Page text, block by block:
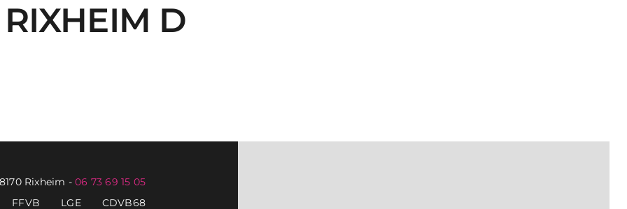
D
Rixheim -06 73 69 15 05
FFVB LGE CDVB68